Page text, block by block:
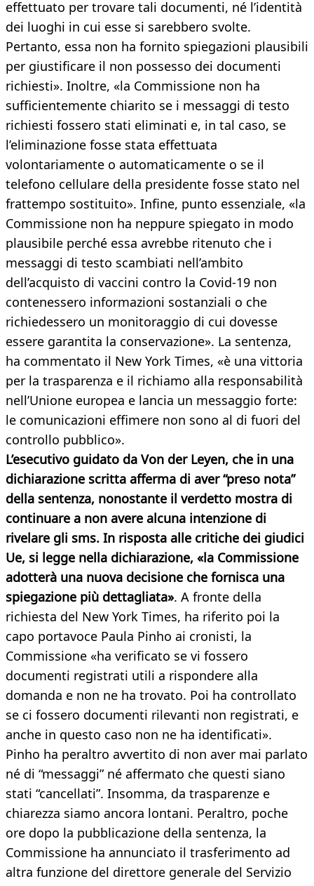
effettuato per trovare tali documenti, né l’identità
dei luoghi in cui esse si sarebbero svolte.
Pertanto, essa non ha fornito spiegazioni plausibili
per giustificare il non possesso dei documenti
richiesti». Inoltre, «la Commissione non ha
sufficientemente chiarito se i messaggi di testo
richiesti fossero stati eliminati e, in tal caso, se
l’eliminazione fosse stata effettuata
volontariamente o automaticamente o se il
telefono cellulare della presidente fosse stato nel
frattempo sostituito». Infine, punto essenziale, «la
Commissione non ha neppure spiegato in modo
plausibile perché essa avrebbe ritenuto che i
messaggi di testo scambiati nell’ambito
dell’acquisto di vaccini contro la Covid-19 non
contenessero informazioni sostanziali o che
richiedessero un monitoraggio di cui dovesse
essere garantita la conservazione». La sentenza,
ha commentato il New York Times, «è una vittoria
per la trasparenza e il richiamo alla responsabilità
nell’Unione europea e lancia un messaggio forte:
le comunicazioni effimere non sono al di fuori del
controllo pubblico».
L’esecutivo guidato da Von der Leyen, che in una
dichiarazione scritta afferma di aver “preso nota”
della sentenza, nonostante il verdetto mostra di
continuare a non avere alcuna intenzione di
rivelare gli sms. In risposta alle critiche dei giudici
Ue, si legge nella dichiarazione, «la Commissione
adotterà una nuova decisione che fornisca una
spiegazione più dettagliata». A fronte della
richiesta del New York Times, ha riferito poi la
capo portavoce Paula Pinho ai cronisti, la
Commissione «ha verificato se vi fossero
documenti registrati utili a rispondere alla
domanda e non ne ha trovato. Poi ha controllato
se ci fossero documenti rilevanti non registrati, e
anche in questo caso non ne ha identificati».
Pinho ha peraltro avvertito di non aver mai parlato
né di “messaggi” né affermato che questi siano
stati “cancellati”. Insomma, da trasparenze e
chiarezza siamo ancora lontani. Peraltro, poche
ore dopo la pubblicazione della sentenza, la
Commissione ha annunciato il trasferimento ad
altra funzione del direttore generale del Servizio